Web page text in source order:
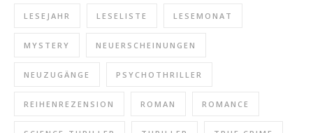
LESEJAHR LESELISTE LESEMONAT
MYSTERY NEUERSCHEINUNGEN
NEUZUGÄNGE PSYCHOTHRILLER
REIHENREZENSION ROMAN ROMANCE